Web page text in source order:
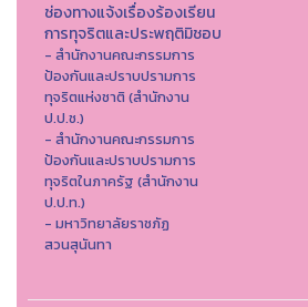
ช่องทางแจ้งเรื่องร้องเรียน
การทุจริตและประพฤติมิชอบ
- สำนักงานคณะกรรมการ
ป้องกันและปราบปรามการ
ทุจริตแห่งชาติ (สำนักงาน
ป.ป.ช.)
- สำนักงานคณะกรรมการ
ป้องกันและปราบปรามการ
ทุจริตในภาครัฐ (สำนักงาน
ป.ป.ท.)
- มหาวิทยาลัยราชภัฏ
สวนสุนันทา